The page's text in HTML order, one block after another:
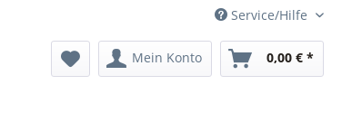
Service/Hilfe
Mein Konto 0,00 € *